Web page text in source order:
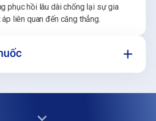
phục hồi lâu dài chống lại sự gia
liên quan đến căng thẳng.
chẹn kênh canxi, thuốc chẹn beta và